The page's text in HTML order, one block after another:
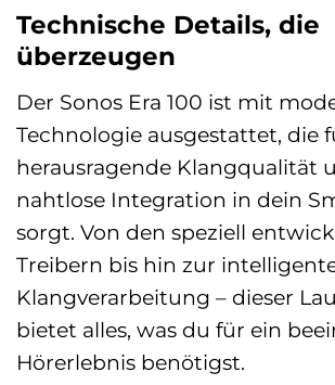
Technische Details, die
überzeugen
Der Sonos Era 100 ist mit
Technologie ausgestattet, die
herausragende Klangqualität
nahtlose Integration in dein
sorgt. Von den speziell
Treibern bis hin zur
Klangverarbeitung – dieser
bietet alles, was du für ein
Hörerlebnis benötigst.